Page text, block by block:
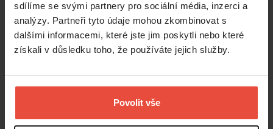
sdílíme se svými partnery pro sociální média, inzerci a
analýzy. Partneři tyto údaje mohou zkombinovat s
dalšími informacemi, které jste jim poskytli nebo které
získali v důsledku toho, že používáte jejich služby.
Povolit vše
16 000 Kč